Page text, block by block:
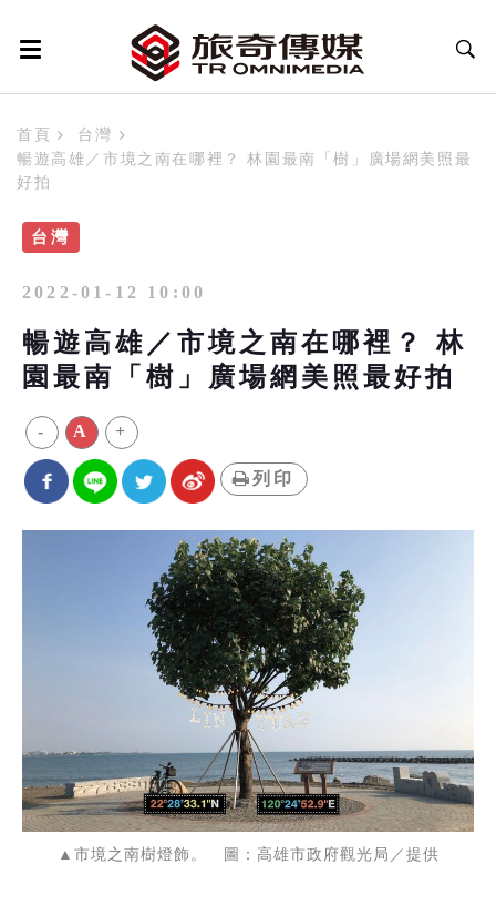
首頁
台灣
暢遊高雄／市境之南在哪裡？ 林園最南「樹」廣場網美照最
好拍
台灣
2022-01-12 10:00
暢遊高雄／市境之南在哪裡？ 林
園最南「樹」廣場網美照最好拍
- A +
列印
▲市境之南樹燈飾。 圖：高雄市政府觀光局／提供